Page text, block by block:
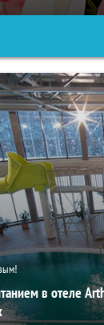
в отеле